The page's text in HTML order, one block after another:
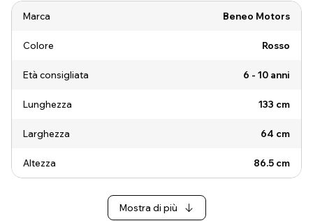
Marca Beneo Motors
Colore Rosso
Età consigliata 6 - 10 anni
Lunghezza 133 cm
Larghezza 64 cm
Altezza 86.5 cm
Mostra di più